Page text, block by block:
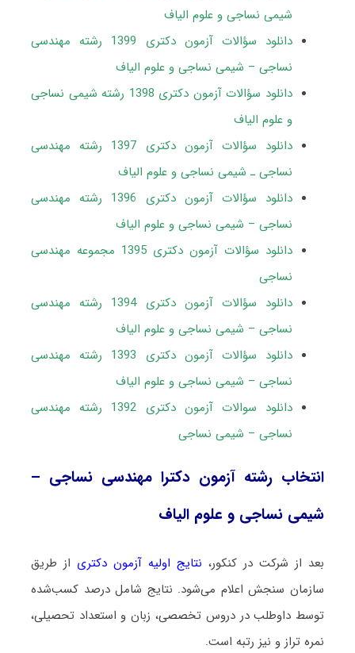
شیمی نساجی و علوم الیاف
دانلود سؤالات آزمون دکتری 1399 رشته مهندسی
نساجی – شیمی نساجی و علوم الیاف
دانلود سؤالات آزمون دکتری 1398 رشته شیمی نساجی
و علوم الیاف
دانلود سؤالات آزمون دکتری 1397 رشته مهندسی
نساجی ـ شیمی نساجی و علوم الیاف
دانلود سؤالات آزمون دکتری 1396 رشته مهندسی
نساجی – شیمی نساجی و علوم الیاف
دانلود سؤالات آزمون دکتری 1395 مجموعه مهندسی
نساجی
دانلود سؤالات آزمون دکتری 1394 رشته مهندسی
نساجی – شیمی نساجی و علوم الیاف
دانلود سؤالات آزمون دکتری 1393 رشته مهندسی
نساجی – شیمی نساجی و علوم الیاف
دانلود سوالات آزمون دکتری 1392 رشته مهندسی
نساجی – شیمی نساجی
انتخاب رشته آزمون دکترا مهندسی نساجی –
شیمی نساجی و علوم الیاف
بعد از شرکت در کنکور، نتایج اولیه آزمون دکتری از طریق
سازمان سنجش اعلام می‌شود. نتایج شامل درصد کسب‌شده
توسط داوطلب در دروس تخصصی، زبان و استعداد تحصیلی،
نمره تراز و نیز رتبه است.